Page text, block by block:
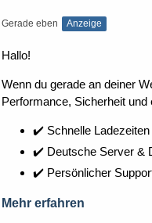
Gerade eben Anzeige
Hallo!
Wenn du gerade an deiner
Performance, Sicherheit und
✔️ Schnelle Ladezeiten
✔️ Deutsche Server &
✔️ Persönlicher
Mehr erfahren